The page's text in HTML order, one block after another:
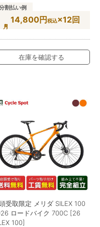
割払い例
14,800円税込×12回
在庫を確認する
受取限定 メリダ SILEX 100
ロードバイク 700C [26
100]